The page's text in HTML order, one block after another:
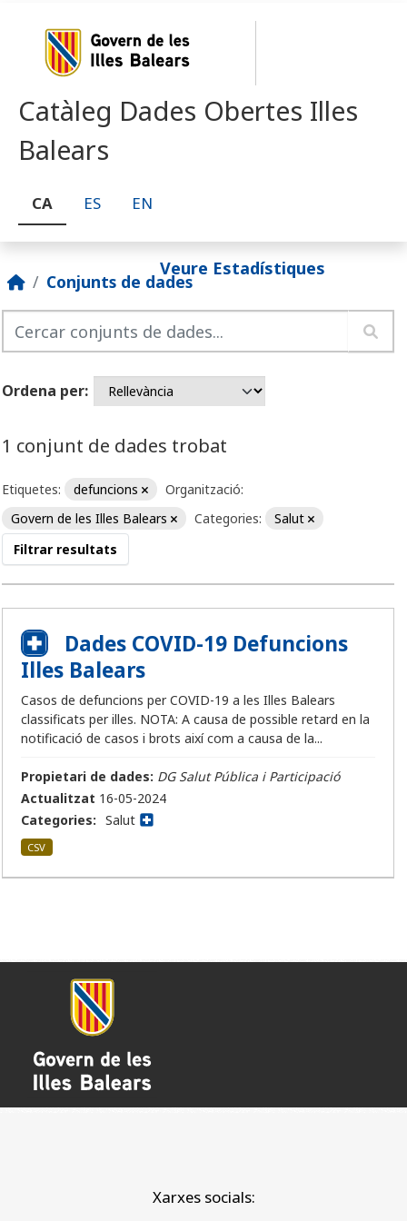
Catàleg Dades Obertes Illes
Balears
CA ES EN
Veure Estadístiques
Conjunts de dades
Ordena per
1 conjunt de dades trobat
Etiquetes: defuncions
Organització:
Govern de les Illes Balears
Categories:
Salut
Filtrar resultats
Dades COVID-19 Defuncions
Illes Balears
Casos de defuncions per COVID-19 a les Illes Balears
classificats per illes. NOTA: A causa de possible retard en la
notificació de casos i brots així com a causa de la...
Propietari de dades: DG Salut Pública i Participació
Actualitzat 16-05-2024
Categories: Salut
CSV
Xarxes socials: